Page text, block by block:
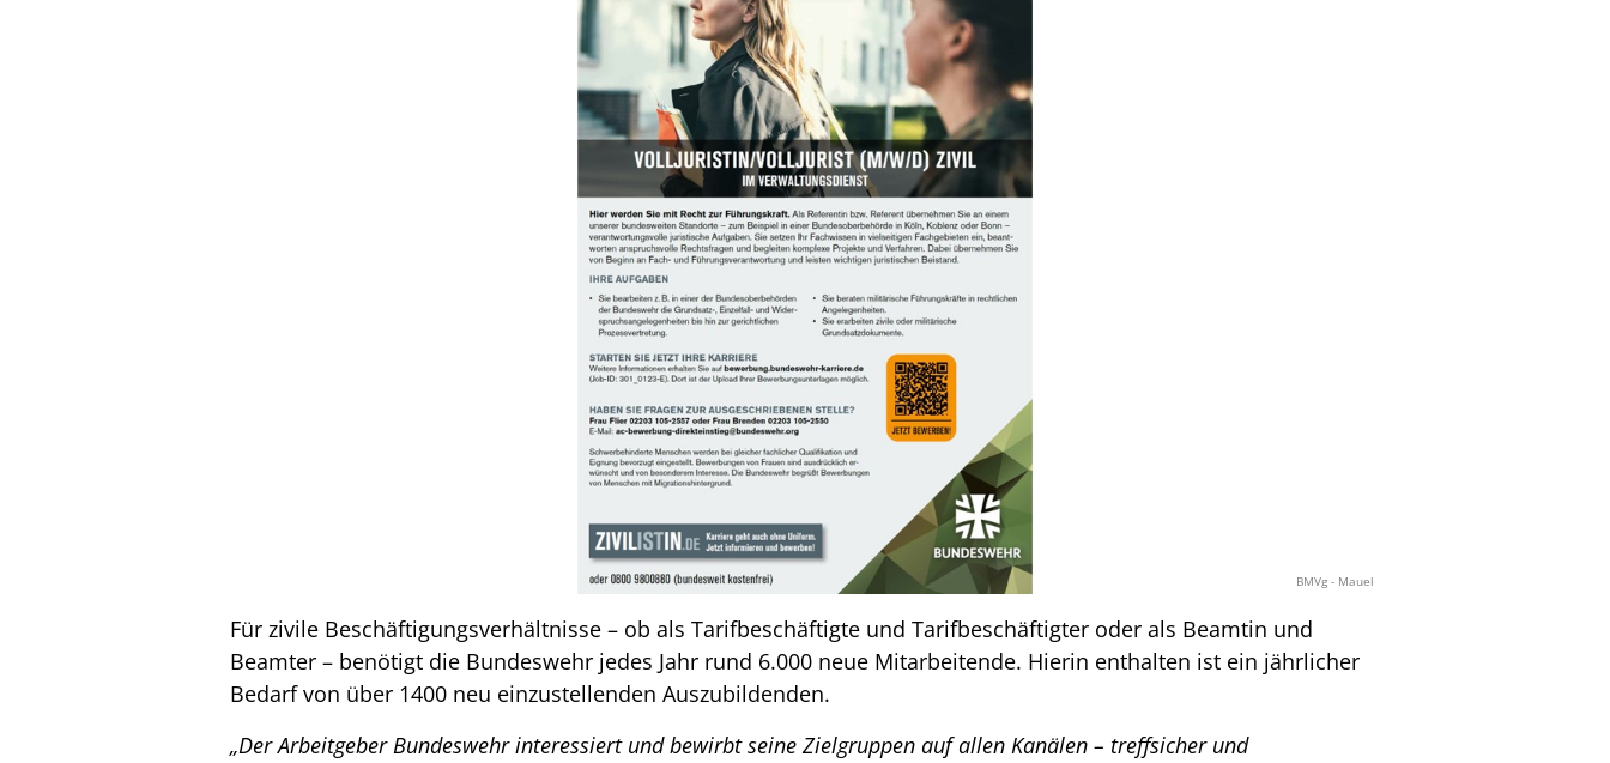
BMVg - Mauel
Für zivile Beschäftigungsverhältnisse – ob als Tarifbeschäftigte und Tarifbeschäftigter oder als Beamtin und
Beamter – benötigt die Bundeswehr jedes Jahr rund 6.000 neue Mitarbeitende. Hierin enthalten ist ein jährlicher
Bedarf von über 1400 neu einzustellenden Auszubildenden.
„Der Arbeitgeber Bundeswehr interessiert und bewirbt seine Zielgruppen auf allen Kanälen – treffsicher und